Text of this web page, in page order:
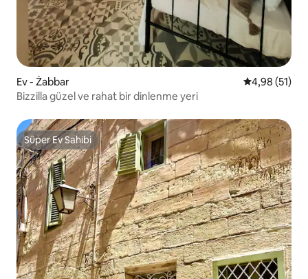
Ev - Żabbar 5 üzerinden
4,98 (51)
Bizzilla güzel ve rahat bir dinlenme yeri
Süper Ev Sahibi
Süper Ev Sahibi